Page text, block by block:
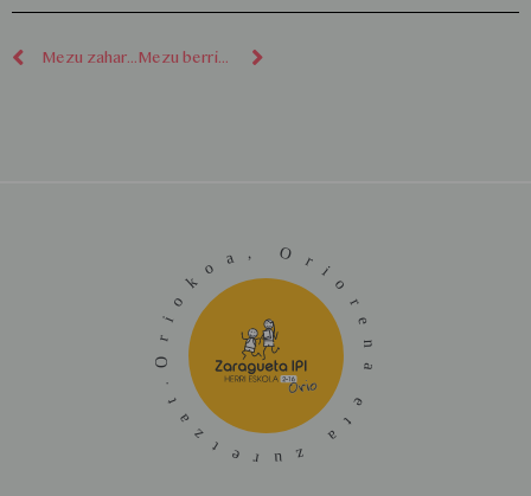
Mezu zaharragoak Mezu berriagoak